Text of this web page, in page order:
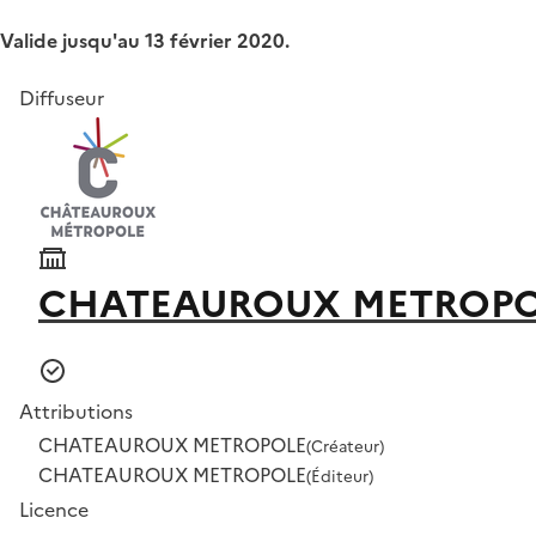
Valide jusqu'au 13 février 2020.
Diffuseur
CHATEAUROUX
Attributions
CHATEAUROUX METROPOLE(Créateur)
CHATEAUROUX METROPOLE(Éditeur)
Licence